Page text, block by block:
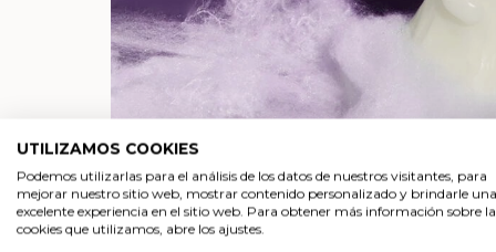
UTILIZAMOS COOKIES
Podemos utilizarlas para el análisis de los datos de nuestros visitantes, para
mejorar nuestro sitio web, mostrar contenido personalizado y brindarle una
excelente experiencia en el sitio web. Para obtener más información sobre
cookies que utilizamos, abre los ajustes.